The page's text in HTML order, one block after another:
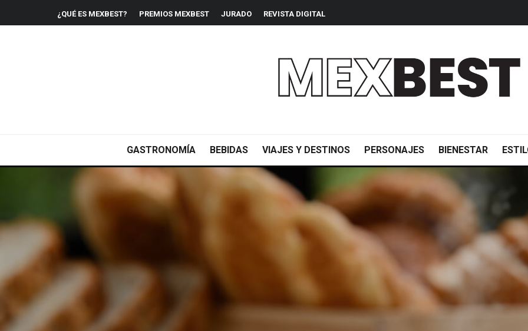
¿QUÉ ES MEXBEST? PREMIOS MEXBEST JURADO REVISTA DIGITAL
GASTRONOMÍA BEBIDAS VIAJES Y DESTINOS PERSONAJES BIENESTAR